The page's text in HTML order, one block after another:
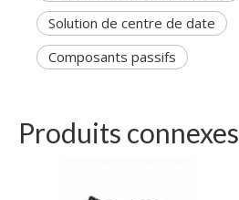
Solution de centre de date
Composants passifs
Produits connexes